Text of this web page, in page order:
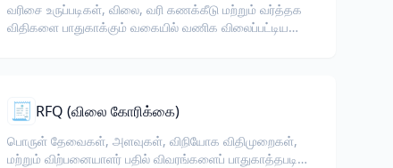
வரிசை உருப்படிகள், விலை, வரி கணக்கீடு மற்றும் வர்த்தக
விதிகளை பாதுகாக்கும் வகையில் வணிக விலைப்பட்டியலை
🧾 RFQ (விலை கோரிக்கை)
பொருள் தேவைகள், அளவுகள், விநியோக விதிமுறைகள்,
மற்றும் விற்பனையாளர் பதில் விவரங்களைப் பாதுகாத்தபடி